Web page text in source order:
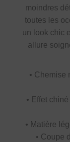
moindres
toutes les
un look chic
allure
• Chemise
• Effet
• Matière
• Coupe